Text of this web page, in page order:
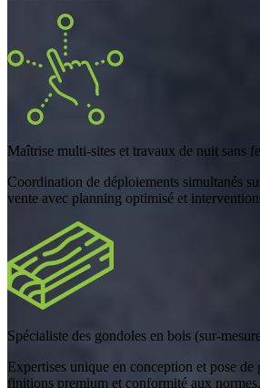
Maîtrise multi-sites et travaux de nuit sans
Coordination de déploiements simultanés
vente avec planning optimisé et
Spécialiste des gondoles en bois (sur-
Expertises unique en conception et pose de
finitions premium et conformité aux normes.